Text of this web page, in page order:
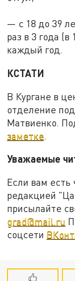
— с 18 до 39
раз в 3 года
каждый год.
КСТАТИ
В Кургане в
отделение
Матвиенко.
заметке
Уважаемые
Если вам есть
редакцией
присылайте
grad@mail.ru
соцсети